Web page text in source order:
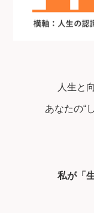
人生と
あなたの“
私が「